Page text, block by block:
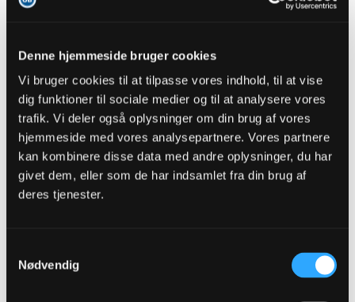
Denne hjemmeside bruger cookies
Vi bruger cookies til at tilpasse vores indhold, til at vise
dig funktioner til sociale medier og til at analysere vores
trafik. Vi deler også oplysninger om din brug af vores
hjemmeside med vores analysepartnere. Vores partnere
kan kombinere disse data med andre oplysninger, du har
givet dem, eller som de har indsamlet fra din brug af
deres tjenester.
Nødvendig
tOrnBjergreplied
10-09-2022, 19:36
De er døde. Skift nu ud.
Likes 1
andloxreplied
10-09-2022, 19:35
Likes 1